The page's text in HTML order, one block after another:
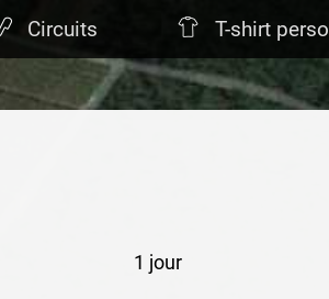
Circuits T-shirt perso
1 jour